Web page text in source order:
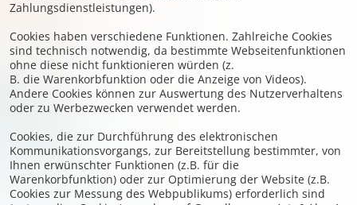
Zahlungsdienstleistungen).
Cookies haben verschiedene Funktionen. Zahlreiche Cookies
sind technisch notwendig, da bestimmte Webseitenfunktionen
ohne diese nicht funktionieren würden (z.
B. die Warenkorbfunktion oder die Anzeige von Videos).
Andere Cookies können zur Auswertung des Nutzerverhaltens
oder zu Werbezwecken verwendet werden.
Cookies, die zur Durchführung des elektronischen
Kommunikationsvorgangs, zur Bereitstellung bestimmter, von
Ihnen erwünschter Funktionen (z.B. für die
Warenkorbfunktion) oder zur Optimierung der Website (z.B.
Cookies zur Messung des Webpublikums) erforderlich sind